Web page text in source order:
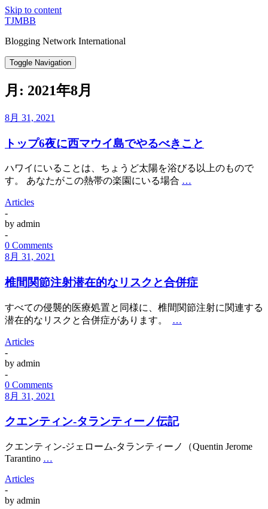
Skip to content
TJMBB
Blogging Network International
Toggle Navigation
月: 2021年8月
8月 31, 2021
トップ6夜に西マウイ島でやるべきこと
ハワイにいることは、ちょうど太陽を浴びる以上のもので
す。 あなたがこの熱帯の楽園にいる場合 …
Articles
-
by admin
-
0 Comments
8月 31, 2021
椎間関節注射潜在的なリスクと合併症
すべての侵襲的医療処置と同様に、椎間関節注射に関連する
潜在的なリスクと合併症があります。 …
Articles
-
by admin
-
0 Comments
8月 31, 2021
クエンティン-タランティーノ伝記
クエンティン-ジェローム-タランティーノ（Quentin Jerome
Tarantino …
Articles
-
by admin